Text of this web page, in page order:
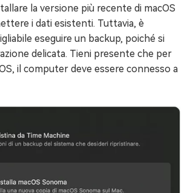
la versione più recente di macOS
i dati esistenti. Tuttavia, è
eseguire un backup, poiché si
delicata. Tieni presente che per
il computer deve essere connesso a